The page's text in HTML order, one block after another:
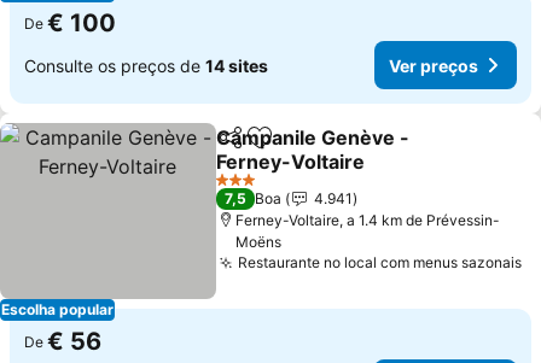
De € 100
Consulte os preços de 14 sites Ver preços
Escolha popular
PartilharAdicionar aos favoritos
Campanile Genève -
Ferney-Voltaire
Ver preços
3 Estrelas
7,5 Boa
4.941
Ferney-Voltaire, a 1.4 km de Prévessin-
Moëns
Restaurante no local com menus sazonais
De € 56